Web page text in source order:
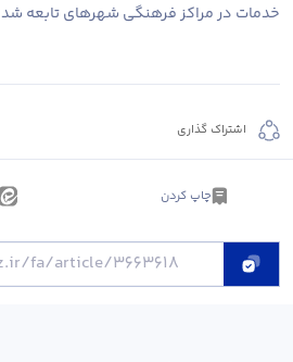
خدمات در مراکز فرهنگی شهرهای تابعه شد
اشتراک گذاری
چاپ کردن